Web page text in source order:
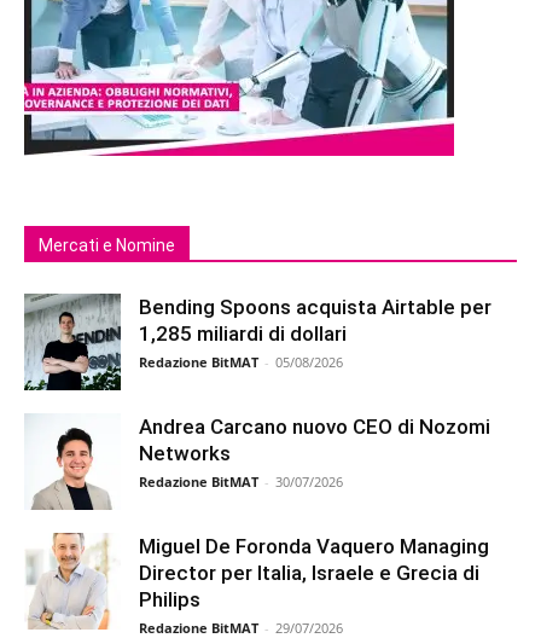
Mercati e Nomine
Bending Spoons acquista Airtable per
1,285 miliardi di dollari
Redazione BitMAT - 05/08/2026
Andrea Carcano nuovo CEO di Nozomi
Networks
Redazione BitMAT - 30/07/2026
Miguel De Foronda Vaquero Managing
Director per Italia, Israele e Grecia di
Philips
Redazione BitMAT - 29/07/2026